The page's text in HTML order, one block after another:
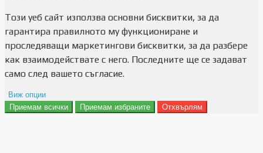
Този уеб сайт използва основни бисквитки, за да
гарантира правилното му функциониране и
проследяващи маркетингови бисквитки, за да разбере
как взаимодействате с него. Последните ще се задават
само след вашето съгласие.
Виж опции
Препочитания за реклами
Приемам всички Приемам избраните Отхвърлям